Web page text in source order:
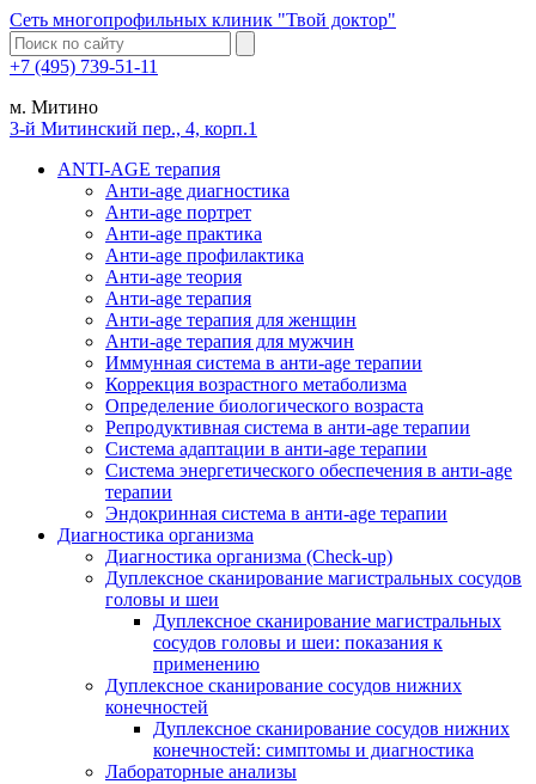
Сеть многопрофильных клиник "Твой доктор"
+7 (495) 739-51-11
м. Митино
3-й Митинский пер., 4, корп.1
ANTI-AGE терапия
Анти-age диагностика
Анти-age портрет
Анти-age практика
Анти-age профилактика
Анти-age теория
Анти-age терапия
Анти-age терапия для женщин
Анти-age терапия для мужчин
Иммунная система в анти-age терапии
Коррекция возрастного метаболизма
Определение биологического возраста
Репродуктивная система в анти-age терапии
Система адаптации в анти-age терапии
Система энергетического обеспечения в анти-age
терапии
Эндокринная система в анти-age терапии
Диагностика организма
Диагностика организма (Check-up)
Дуплексное сканирование магистральных сосудов
головы и шеи
Дуплексное сканирование магистральных
сосудов головы и шеи: показания к
применению
Дуплексное сканирование сосудов нижних
конечностей
Дуплексное сканирование сосудов нижних
конечностей: симптомы и диагностика
Лабораторные анализы